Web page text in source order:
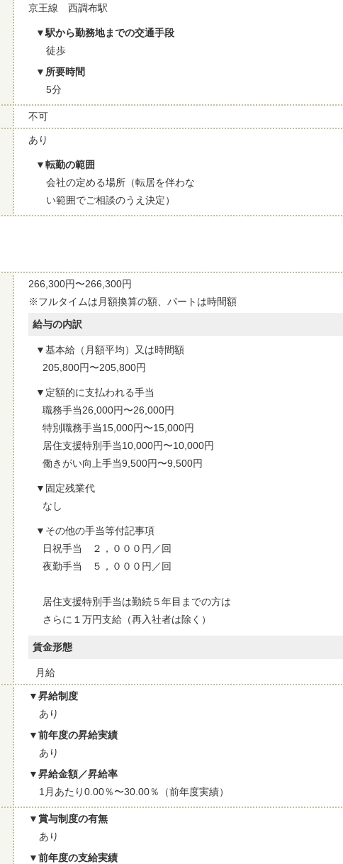
京王線 西調布駅
駅から勤務地までの交通手段
徒歩
所要時間
5分
不可
あり
転勤の範囲
会社の定める場所（転居を伴わな
い範囲でご相談のうえ決定）
266,300円〜266,300円
※フルタイムは月額換算の額、パートは時間額
給与の内訳
基本給（月額平均）又は時間額
205,800円〜205,800円
定額的に支払われる手当
職務手当26,000円〜26,000円
特別職務手当15,000円〜15,000円
居住支援特別手当10,000円〜10,000円
働きがい向上手当9,500円〜9,500円
固定残業代
なし
その他の手当等付記事項
日祝手当 ２，０００円／回
夜勤手当 ５，０００円／回
居住支援特別手当は勤続５年目までの方は
さらに１万円支給（再入社者は除く）
賃金形態
月給
昇給制度
あり
前年度の昇給実績
あり
昇給金額／昇給率
1月あたり0.00％〜30.00％（前年度実績）
賞与制度の有無
あり
前年度の支給実績